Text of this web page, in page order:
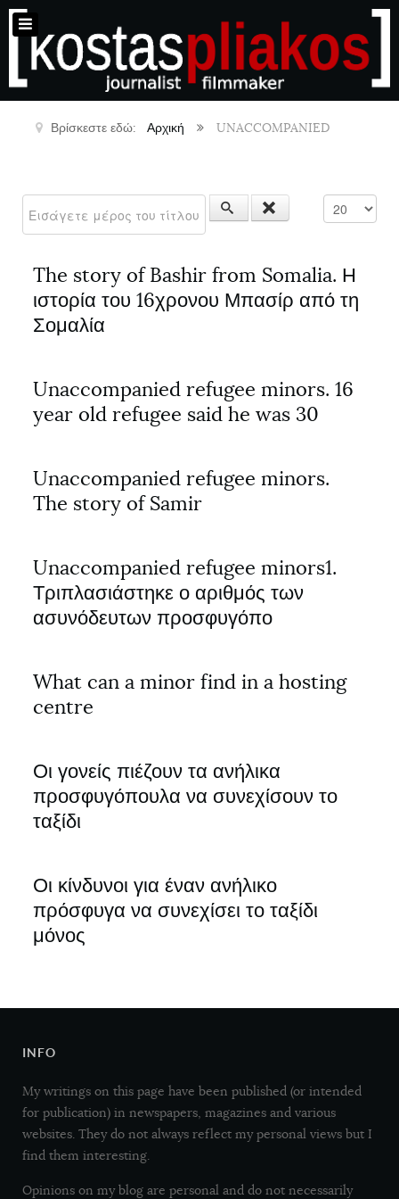
Βρίσκεστε εδώ: Αρχική UNACCOMPANIED
Εμφάνιση #
The story of Bashir from Somalia. Η
ιστορία του 16χρονου Μπασίρ από τη
Σομαλία
Unaccompanied refugee minors. 16
year old refugee said he was 30
Unaccompanied refugee minors.
The story of Samir
Unaccompanied refugee minors1.
Τριπλασιάστηκε ο αριθμός των
ασυνόδευτων προσφυγόπο
What can a minor find in a hosting
centre
Οι γονείς πιέζουν τα ανήλικα
προσφυγόπουλα να συνεχίσουν το
ταξίδι
Οι κίνδυνοι για έναν ανήλικο
πρόσφυγα να συνεχίσει το ταξίδι
μόνος
INFO
My writings on this page have been published (or intended
for publication) in newspapers, magazines and various
websites. They do not always reflect my personal views but I
find them interesting.
Opinions on my blog are personal and do not necessarily